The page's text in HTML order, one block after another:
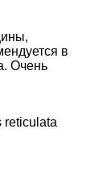
в
Очень